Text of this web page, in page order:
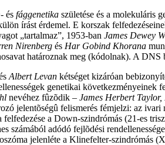
és fággenetika születése és a molekuláris
írást érdemel. E korszak
„tartalmaz”, 1953-ban James Dewey
Nirenberg és Har Gobind Khorana
határoznak meg (kódolnak). A
Albert Levan kétséget kizáróan
genetikai
nevéhez fûzõdik – James Herbert
jelentõségû felismerés fémjelzi: az
felfedezése a Down-szindrómás (21-es
számából adódó fejlõdési
jelenléte a Klinefelter-szindrómás